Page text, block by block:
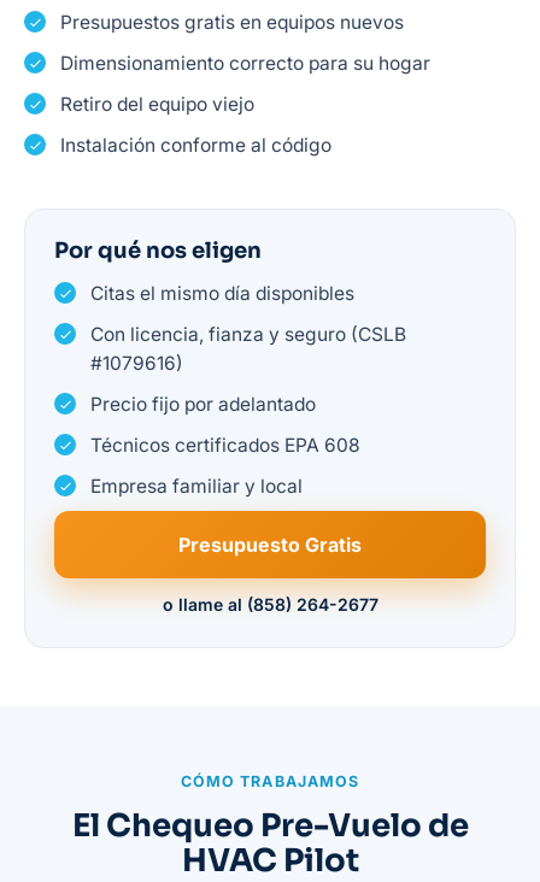
Presupuestos gratis en equipos nuevos
Dimensionamiento correcto para su hogar
Retiro del equipo viejo
Instalación conforme al código
Por qué nos eligen
Citas el mismo día disponibles
Con licencia, fianza y seguro (CSLB
#1079616)
Precio fijo por adelantado
Técnicos certificados EPA 608
Empresa familiar y local
Presupuesto Gratis
o llame al (858) 264-2677
CÓMO TRABAJAMOS
El Chequeo Pre-Vuelo de
HVAC Pilot